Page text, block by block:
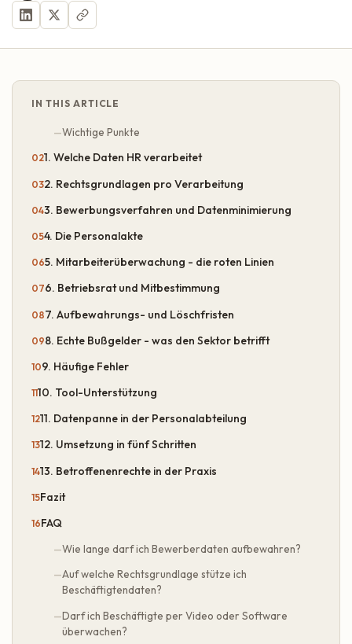
IN THIS ARTICLE
Wichtige Punkte
1. Welche Daten HR verarbeitet
2. Rechtsgrundlagen pro Verarbeitung
3. Bewerbungsverfahren und Datenminimierung
4. Die Personalakte
5. Mitarbeiterüberwachung - die roten Linien
6. Betriebsrat und Mitbestimmung
7. Aufbewahrungs- und Löschfristen
8. Echte Bußgelder - was den Sektor betrifft
9. Häufige Fehler
10. Tool-Unterstützung
11. Datenpanne in der Personalabteilung
12. Umsetzung in fünf Schritten
13. Betroffenenrechte in der Praxis
Fazit
FAQ
Wie lange darf ich Bewerberdaten aufbewahren?
Auf welche Rechtsgrundlage stütze ich
Beschäftigtendaten?
Darf ich Beschäftigte per Video oder Software
überwachen?